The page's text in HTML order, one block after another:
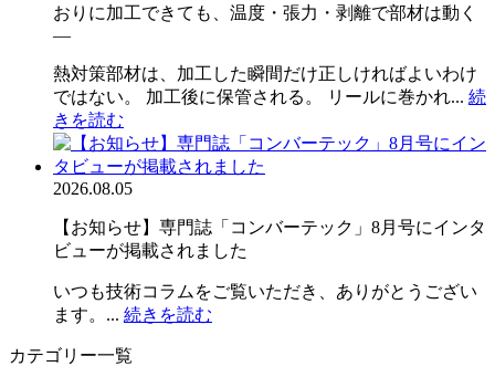
おりに加工できても、温度・張力・剥離で部材は動く
―
熱対策部材は、加工した瞬間だけ正しければよいわけ
ではない。 加工後に保管される。 リールに巻かれ... 続
きを読む
2026.08.05
【お知らせ】専門誌「コンバーテック」8月号にインタ
ビューが掲載されました
いつも技術コラムをご覧いただき、ありがとうござい
ます。... 続きを読む
カテゴリー一覧